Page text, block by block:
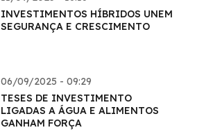
INVESTIMENTOS HÍBRIDOS UNEM
SEGURANÇA E CRESCIMENTO
06/09/2025 - 09:29
TESES DE INVESTIMENTO
LIGADAS A ÁGUA E ALIMENTOS
GANHAM FORÇA